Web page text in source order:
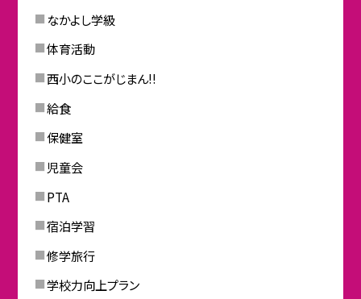
なかよし学級
体育活動
西小のここがじまん!!
給食
保健室
児童会
PTA
宿泊学習
修学旅行
学校力向上プラン